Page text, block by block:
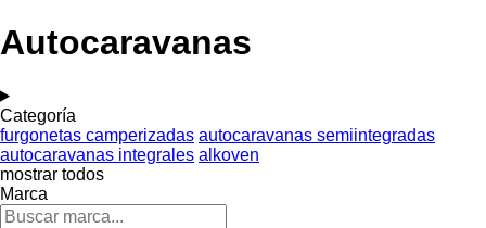
Autocaravanas
Categoría
furgonetas camperizadas autocaravanas semiintegradas
autocaravanas integrales alkoven
mostrar todos
Marca